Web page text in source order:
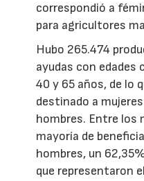
correspondió a
para agricultores
Hubo 265.474
ayudas con edades
40 y 65 años, de lo
destinado a
hombres. Entre los
mayoría de
hombres, un
que representaron